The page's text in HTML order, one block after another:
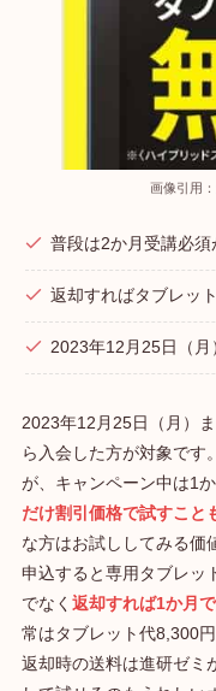
画像引用：
普段は2か月受講必
返却すればタブレッ
2023年12月25日（月
2023年12月25日（月）
ら入会した方が対象です
が、キャンペーン中は1
だけ割引価格で試すこと
な方はお試ししてみる価
申込すると専用タブレッ
でなく 返却すれば1か月
常はタブレット代8,300
返却時の送料は進研ゼミ